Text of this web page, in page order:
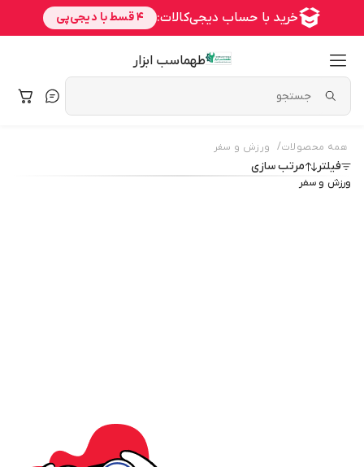
طهماسب ابزار
همه محصولات/ ورزش و سفر
فیلتر مرتب سازی
ورزش و سفر